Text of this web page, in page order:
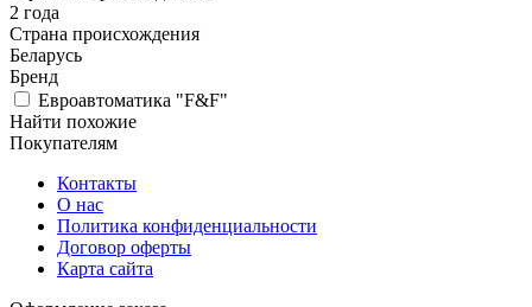
2 года
Страна происхождения
Беларусь
Бренд
Евроавтоматика "F&F"
Найти похожие
Покупателям
Контакты
О нас
Политика конфиденциальности
Договор оферты
Карта сайта